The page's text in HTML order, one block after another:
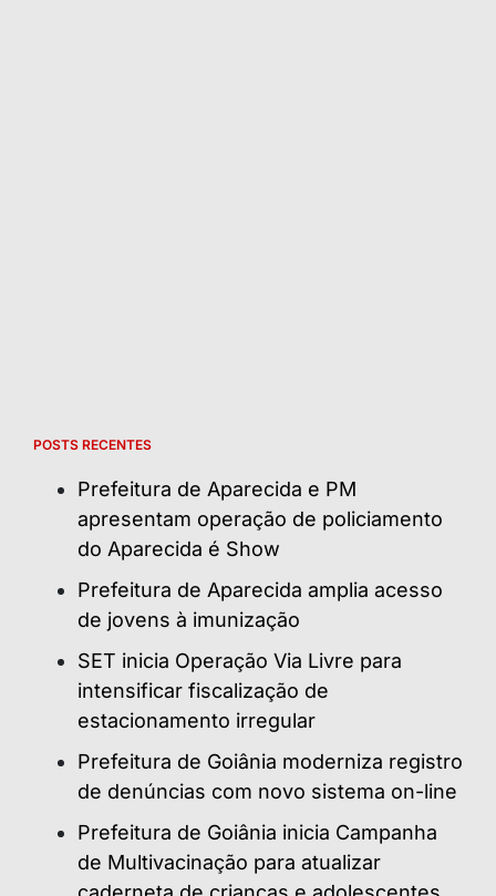
POSTS RECENTES
Prefeitura de Aparecida e PM
apresentam operação de policiamento
do Aparecida é Show
Prefeitura de Aparecida amplia acesso
de jovens à imunização
SET inicia Operação Via Livre para
intensificar fiscalização de
estacionamento irregular
Prefeitura de Goiânia moderniza registro
de denúncias com novo sistema on-line
Prefeitura de Goiânia inicia Campanha
de Multivacinação para atualizar